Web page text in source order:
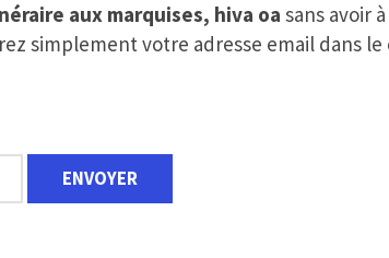
aux marquises, hiva oa sans avoir
simplement votre adresse email dans le